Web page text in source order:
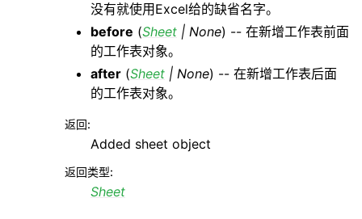
没有就使用Excel给的缺省名字。
before (Sheet | None) -- 在新增工作表前面
的工作表对象。
after (Sheet | None) -- 在新增工作表后面
的工作表对象。
返回:
Added sheet object
返回类型:
Sheet